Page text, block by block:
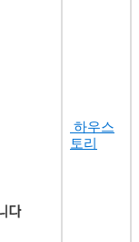
하우스
토리